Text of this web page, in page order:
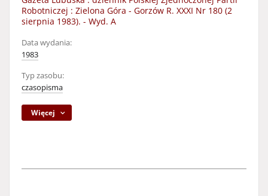
Robotniczej : Zielona Góra - Gorzów R. XXXI Nr 180 (2
sierpnia 1983). - Wyd. A
Data wydania:
1983
Typ zasobu:
czasopisma
Więcej